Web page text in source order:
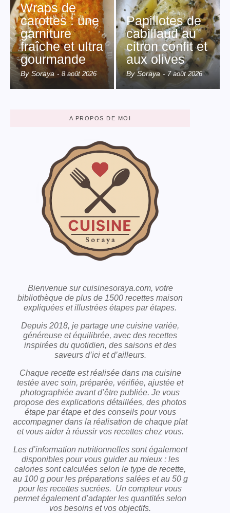
Wraps de
carottes : une
garniture
fraîche et ultra
gourmande
By Soraya - 8 août 2026
Papillotes de
cabillaud au
citron confit et
aux olives
By Soraya - 7 août 2026
A PROPOS DE MOI
Bienvenue sur cuisinesoraya.com, votre
bibliothèque de plus de 1500 recettes maison
expliquées et illustrées étapes par étapes.
Depuis 2018, je partage une cuisine variée,
généreuse et équilibrée, avec des recettes
inspirées du quotidien, des saisons et des
saveurs d’ici et d’ailleurs.
Chaque recette est réalisée dans ma cuisine
testée avec soin, préparée, vérifiée, ajustée et
photographiée avant d’être publiée. Je vous
propose des explications détaillées, des photos
étape par étape et des conseils pour vous
accompagner dans la réalisation de chaque plat
et vous aider à réussir vos recettes chez vous.
Les d’information nutritionnelles sont également
disponibles pour vous guider au mieux : les
calories sont calculées selon le type de recette,
au 100 g pour les préparations salées et au 50 g
pour les recettes sucrées. Un compteur vous
permet également d’adapter les quantités selon
vos besoins et vos objectifs.